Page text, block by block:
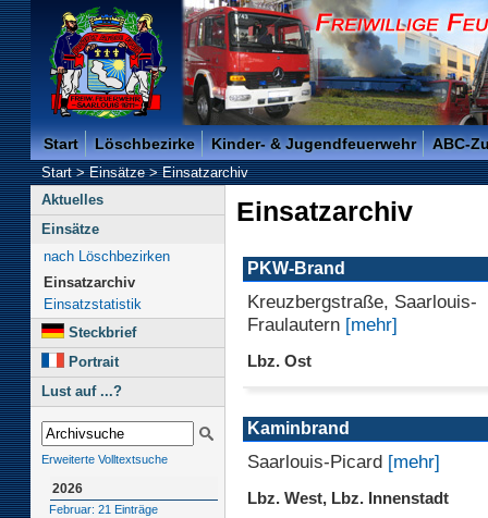
Freiwillige Feuerwehr der Kreisstadt Saarlouis -
Start Löschbezirke Kinder- & Jugendfeuerwehr ABC-
Start>Einsätze>Einsatzarchiv
Aktuelles
Einsätze
nach Löschbezirken
Einsatzarchiv
Einsatzstatistik
Steckbrief
Portrait
Lust auf ...?
Erweiterte Volltextsuche
2026
Februar: 21 Einträge
Einsatzarchiv
PKW-Brand
Kreuzbergstraße, Saarlouis-
Fraulautern [mehr]
Lbz. Ost
Kaminbrand
Saarlouis-Picard [mehr]
Lbz. West, Lbz. Innenstadt